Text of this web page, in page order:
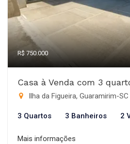
R$ 750.000
Casa à Venda com 3
Ilha da Figueira, Guaramirim-SC
3 Quartos 3 Banheiros 2
Mais informações